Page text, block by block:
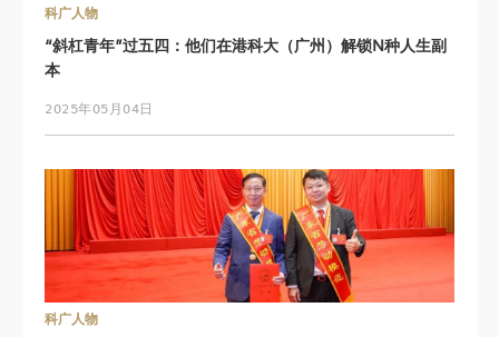
科广人物
“斜杠青年”过五四：他们在港科大（广州）解锁N种人生副
本
2025年05月04日
科广人物